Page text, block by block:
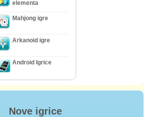
elementa
Mahjong igre
Arkanoid igre
Android Igrice
Nove igrice